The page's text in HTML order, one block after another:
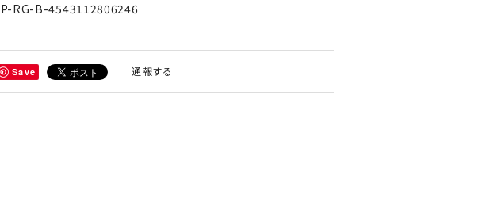
RG-B-4543112806246
Save 通報する